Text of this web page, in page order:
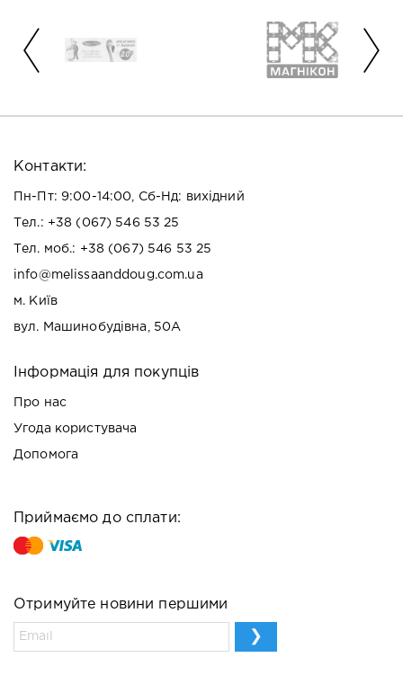
Контакти:
Пн-Пт: 9:00-14:00, Сб-Нд: вихідний
Тел.: +38 (067) 546 53 25
Тел. моб.: +38 (067) 546 53 25
info@melissaanddoug.com.ua
м. Київ
вул. Машинобудівна, 50А
Інформація для покупців
Про нас
Угода користувача
Допомога
Приймаємо до сплати:
Отримуйте новини першими